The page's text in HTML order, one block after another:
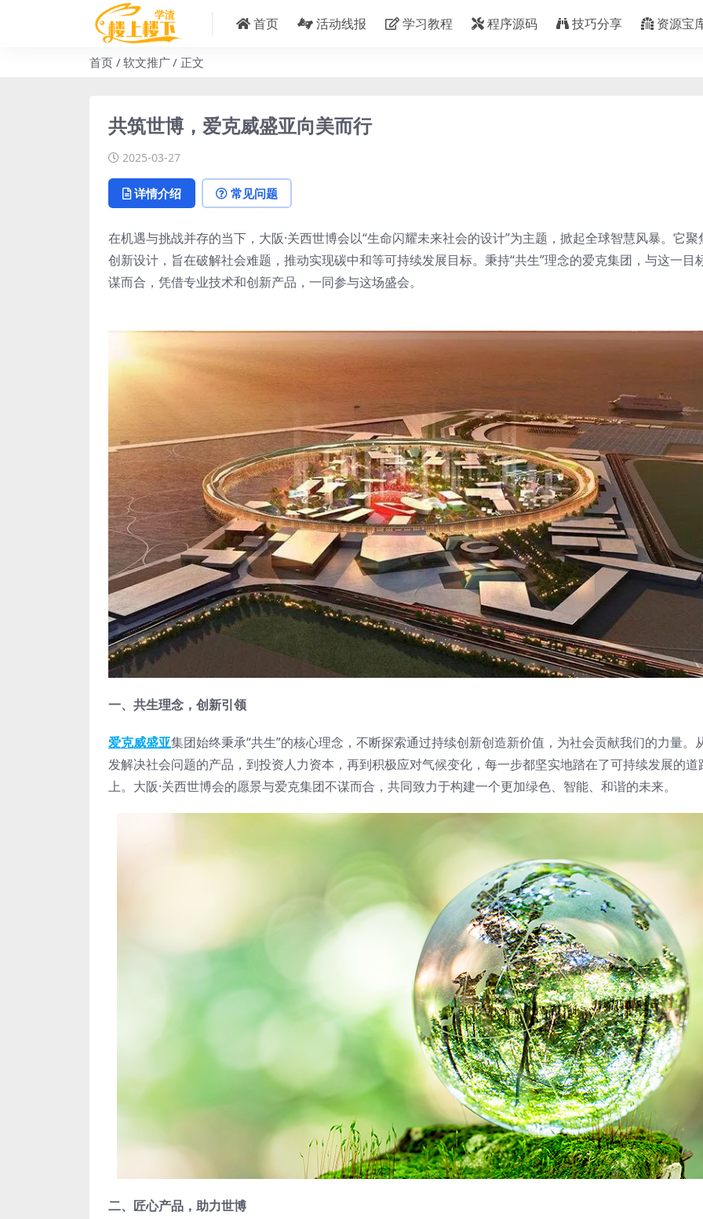
首页 活动线报 学习教程 程序源码 技巧分享 资源宝
首页 软文推广 正文
共筑世博，爱克威盛亚向美而行
2025-03-27
详情介绍 常见问题
在机遇与挑战并存的当下，大阪·关西世博会以“生命闪耀未来社会的设计”为主题，掀起全球智慧风暴。它聚
创新设计，旨在破解社会难题，推动实现碳中和等可持续发展目标。秉持“共生”理念的爱克集团，与这一目
谋而合，凭借专业技术和创新产品，一同参与这场盛会。
一、共生理念，创新引领
爱克威盛亚集团始终秉承“共生”的核心理念，不断探索通过持续创新创造新价值，为社会贡献我们的力量。
发解决社会问题的产品，到投资人力资本，再到积极应对气候变化，每一步都坚实地踏在了可持续发展的道
上。大阪·关西世博会的愿景与爱克集团不谋而合，共同致力于构建一个更加绿色、智能、和谐的未来。
二、匠心产品，助力世博